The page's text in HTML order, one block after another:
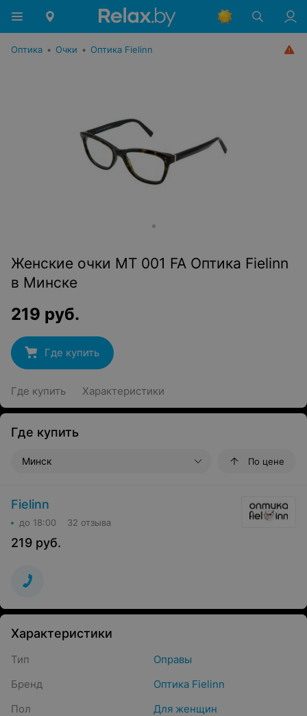
Оптика • Очки • Оптика Fielinn
Женские очки MT 001 FA Оптика Fielinn
в Минске
219 руб.
Где купить
Где купить Характеристики
Где купить
Минск По цене
Fielinn
до 18:00 32 отзыва
219 руб.
Характеристики
Тип
Оправы
Бренд
Оптика Fielinn
Пол
Для женщин